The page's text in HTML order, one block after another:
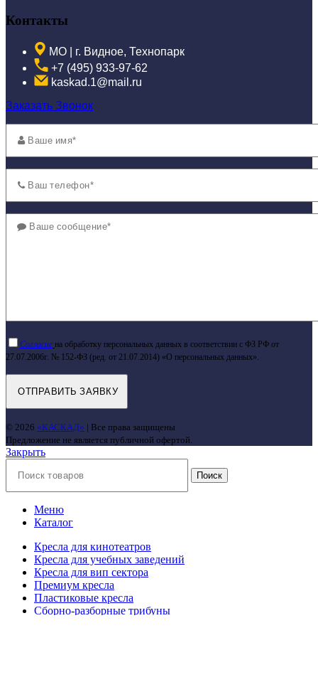
Контакты
МО | г. Видное, Технопарк
+7 (495) 933-97-62
kaskad.1@mail.ru
Заказать Звонок
Согласие на обработку персональных данных в соответствии с ФЗ РФ от
27.07.2006г. № 152-ФЗ (ред. от 21.07.2014) «О персональных данных».
© 2026 «КАСКАД» | Все права защищены
Предложение не является публичной офертой.
Закрыть
Поиск
Меню
Каталог
Кресла для кинотеатров
Кресла для учебных заведений
Кресла для вип сектора
Премиум кресла
Пластиковые кресла
Сборно-разборные трибуны